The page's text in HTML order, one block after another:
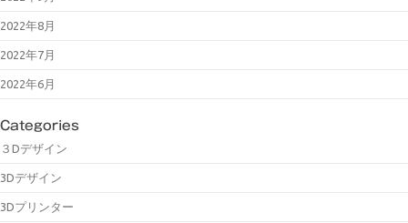
2022年8月
2022年7月
2022年6月
Categories
３Dデザイン
3Dデザイン
3Dプリンター